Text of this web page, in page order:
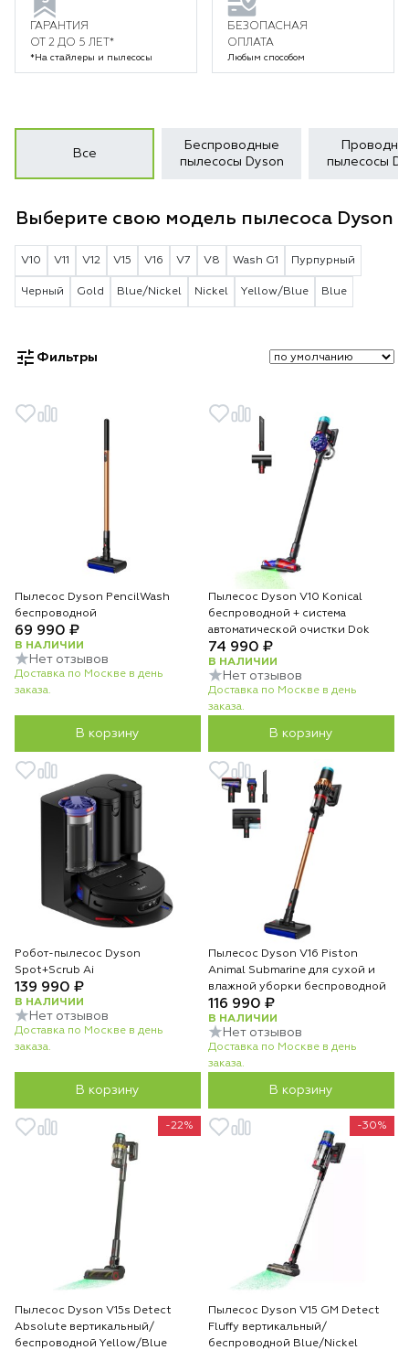
ГАРАНТИЯ
ОТ 2 ДО 5 ЛЕТ*
*На стайлеры и пылесосы
БЕЗОПАСНАЯ
ОПЛАТА
Любым способом
Все
Беспроводные
пылесосы Dyson
пылесосы
Выберите свою модель пылесоса Dyson
V10 V11 V12 V15 V16 V7 V8 Wash G1 Пурпурный
Черный Gold Blue/Nickel Nickel Yellow/Blue Blue
Фильтры
Пылесос Dyson PencilWash
беспроводной
69 990 ₽
В НАЛИЧИИ
Нет отзывов
Доставка по Москве в день
заказа.
В корзину
Пылесос Dyson V10 Konical
беспроводной + система
автоматической очистки Dok
74 990 ₽
В НАЛИЧИИ
Нет отзывов
Доставка по Москве в день
заказа.
В корзину
Робот-пылесос Dyson
Spot+Scrub Ai
139 990 ₽
В НАЛИЧИИ
Нет отзывов
Доставка по Москве в день
заказа.
В корзину
Пылесос Dyson V16 Piston
Animal Submarine для сухой и
влажной уборки беспроводной
116 990 ₽
В НАЛИЧИИ
Нет отзывов
Доставка по Москве в день
заказа.
В корзину
-22%
Пылесос Dyson V15s Detect
Absolute вертикальный/
беспроводной Yellow/Blue
-30%
Пылесос Dyson V15 GM Detect
Fluffy вертикальный/
беспроводной Blue/Nickel